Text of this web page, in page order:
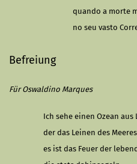
quando a morte
no seu vasto
Befreiung
Für Oswaldino Marques
Ich sehe einen Ozean aus
der das Leinen des
es ist das Feuer der